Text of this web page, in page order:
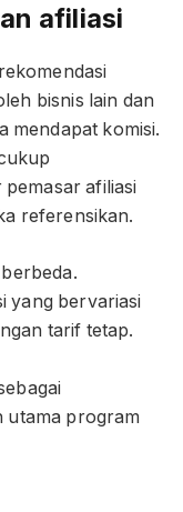
afiliasi
bisnis lain dan
mendapat komisi.
afiliasi
referensikan.
yang bervariasi
tarif tetap.
utama program